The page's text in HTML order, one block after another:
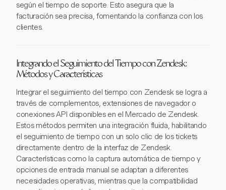
según el tiempo de soporte. Esto asegura que la
facturación sea precisa, fomentando la confianza con los
clientes.
Integrando el Seguimiento del Tiempo con Zendesk:
Métodos y Características
Integrar el seguimiento del tiempo con Zendesk se logra a
través de complementos, extensiones de navegador o
conexiones API disponibles en el Mercado de Zendesk.
Estos métodos permiten una integración fluida, habilitando
el seguimiento de tiempo con un solo clic de los tickets
directamente dentro de la interfaz de Zendesk.
Características como la captura automática de tiempo y
opciones de entrada manual se adaptan a diferentes
necesidades operativas, mientras que la compatibilidad